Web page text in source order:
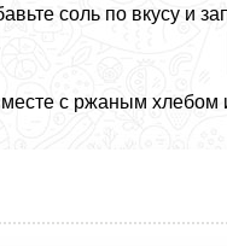
соль по вкусу и
с ржаным